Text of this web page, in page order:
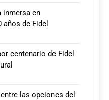
inmersa en
de Fidel
centenario de Fidel
las opciones del